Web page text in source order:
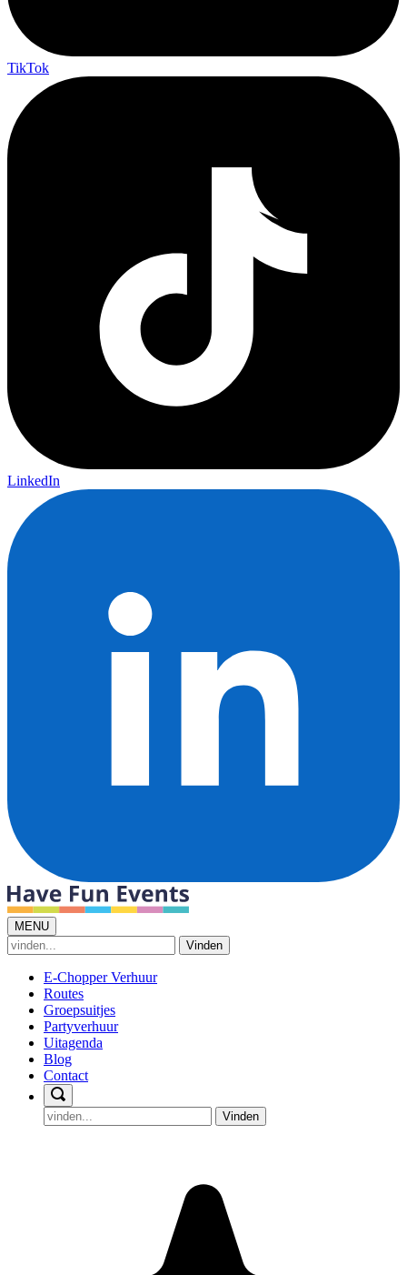
TikTok
LinkedIn
MENU
Vinden
E-Chopper Verhuur
Routes
Groepsuitjes
Partyverhuur
Uitagenda
Blog
Contact
Vinden